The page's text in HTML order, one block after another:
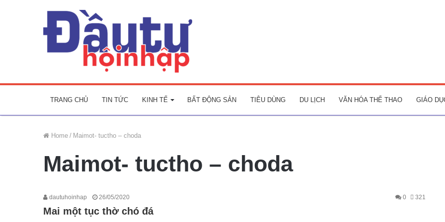
TRANG CHỦ TIN TỨC KINH TẾ BẤT ĐỘNG SẢN TIÊU DÙNG DU LỊCH VĂN HÓA THỂ THAO GIÁO
Home / Maimot- tuctho – choda
Maimot- tuctho – choda
dautuhoinhap 26/05/2020 0 321
Mai một tục thờ chó đá